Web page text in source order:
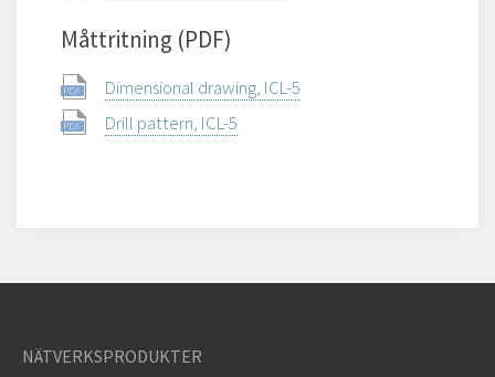
Måttritning (PDF)
Dimensional drawing, ICL-5
Drill pattern, ICL-5
NÄTVERKSPRODUKTER